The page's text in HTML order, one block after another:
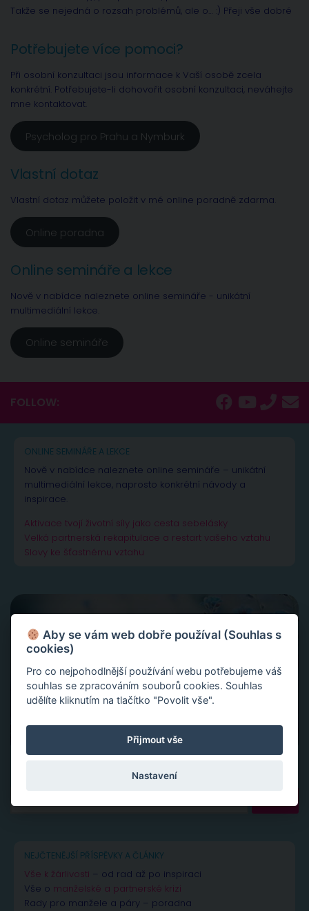
Takže se nejedná o rozsah problémů, ale o… :) Přeji vše dobré
Potřebujete více pomoci?
Při osobní konzultaci jsou informace k Vaší osobě zcela
konkrétní. Potřebujete-li dohovořit osobní konzultaci, neváhejte
mne kontaktovat.
Psycholog pro Prahu a Nymburk
Vlastní dotaz
Vlastní dotaz můžete položit v mé online poradně zdarma.
Online poradna
Online semináře a lekce
Nově v nabídce naleznete online semináře - unikátní
multimediální lekce.
Online semináře
FOLLOW:
ONLINE SEMINÁŘE A LEKCE
Nově v nabídce naleznete online semináře – unikátní
multimediální lekce, naprosto konkrétní návody a
inspirace.
Aktivace tvojí životní síly jako cesta sebelásky
Velká partnerská rekapitulace a restart vašeho vztahu
Slovy ke šťastnému vztahu
NEJČTENĚJŠÍ PŘÍSPĚVKY A ČLÁNKY
Vše k žárlivosti – od rad až po inspiraci
Vše o manželské a partnerské krizi
Rady pro manžele a páry – poradna
Aby se vám web dobře používal (Souhlas s
cookies)
Pro co nejpohodlnější používání webu potřebujeme váš
souhlas se zpracováním souborů cookies. Souhlas
udělíte kliknutím na tlačítko "Povolit vše".
Přijmout vše
Nastavení